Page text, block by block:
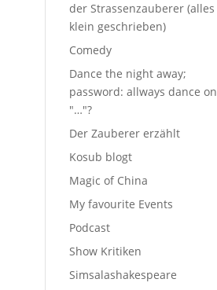
der Strassenzauberer (alles
klein geschrieben)
Comedy
Dance the night away;
password: allways dance on
"…"?
Der Zauberer erzählt
Kosub blogt
Magic of China
My favourite Events
Podcast
Show Kritiken
Simsalashakespeare